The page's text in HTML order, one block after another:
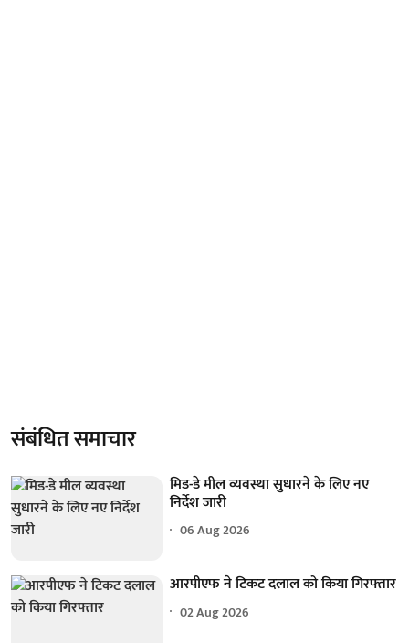
संबंधित समाचार
मिड-डे मील व्यवस्था सुधारने के लिए नए
निर्देश जारी
06 Aug 2026
आरपीएफ ने टिकट दलाल को किया गिरफ्तार
02 Aug 2026